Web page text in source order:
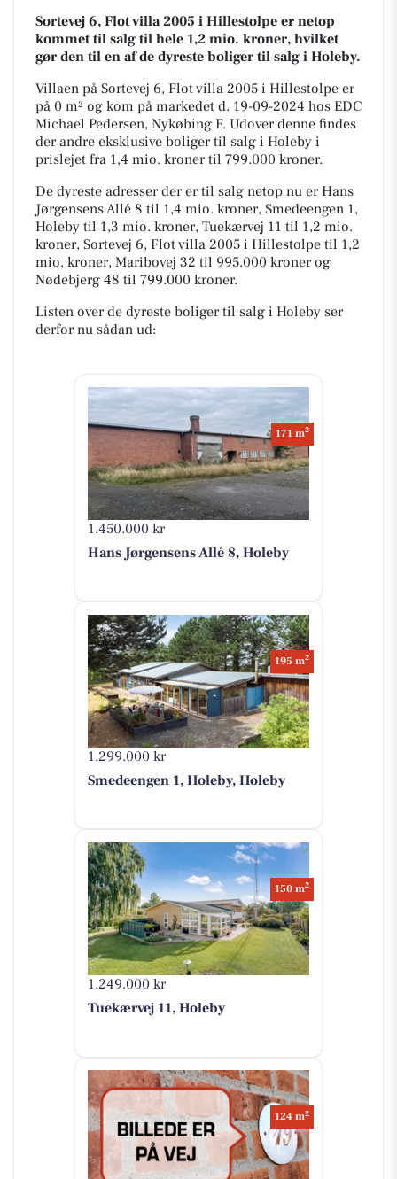
Sortevej 6, Flot villa 2005 i Hillestolpe er netop
kommet til salg til hele 1,2 mio. kroner, hvilket
gør den til en af de dyreste boliger til salg i Holeby.
Villaen på Sortevej 6, Flot villa 2005 i Hillestolpe er
på 0 m² og kom på markedet d. 19-09-2024 hos EDC
Michael Pedersen, Nykøbing F. Udover denne findes
der andre eksklusive boliger til salg i Holeby i
prislejet fra 1,4 mio. kroner til 799.000 kroner.
De dyreste adresser der er til salg netop nu er Hans
Jørgensens Allé 8 til 1,4 mio. kroner, Smedeengen 1,
Holeby til 1,3 mio. kroner, Tuekærvej 11 til 1,2 mio.
kroner, Sortevej 6, Flot villa 2005 i Hillestolpe til 1,2
mio. kroner, Maribovej 32 til 995.000 kroner og
Nødebjerg 48 til 799.000 kroner.
Listen over de dyreste boliger til salg i Holeby ser
derfor nu sådan ud:
1.450.000 kr
171 m2
Hans Jørgensens Allé 8, Holeby
1.299.000 kr
195 m2
Smedeengen 1, Holeby, Holeby
1.249.000 kr
150 m2
Tuekærvej 11, Holeby
124 m2